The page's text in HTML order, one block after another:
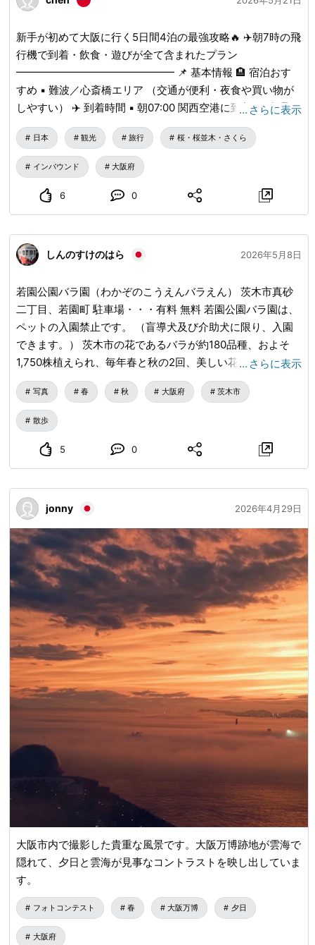
京都） ・高尾山スミカ（東京都）
新手が初めて大阪に行く5日間4泊の最強攻略🔥 ✈️朝7時の飛
行機で到着・飲食・遊びが全て含まれたプラン
━━━━━━━━━━━━━━━ 📌 基本情報 🏨 宿泊おす
すめ ▪️ 難波／心斎橋エリア （交通が便利・夜食や買い物が
しやすい） ✈️ 到着時間 ▪️ 朝07:00 関西空港に到着 🚃 交通お
すすめ ▪️ 大阪周遊パス ▪️ 地下鉄＋JRの併用
━━━━━━━━━━━━━━━ 🗓 Day 1｜大阪到着・心斎
橋・道頓堀 07:00 ✈️ 飛行機が関西国際空港に到着 入国手続
き、荷物を受け取る 08:30 🚆 南海電鉄に乗って難波へ
09:30 🏨 ホテルに到着、荷物を預ける 10:30 🛍 心斎橋商店
街でショッピング ▪️ 薬局 ▪️ ストリートブランドの服 ▪️ お土
産 12:30 🍱 ランチおすすめ ▪️ うな丼 ▪️ 和定食 14:00 📸 道頓
堀の川沿いを散策 ▪️ 定番の看板で写真撮影 ▪️ グリコの看板
を撮影 16:00 🚶 周辺を散歩 大阪の街の雰囲気を楽しむ
18:00 🍢 ディナーおすすめ ▪️ お好み焼き ▪️ たこ焼き ▪️ 串カ
ツ 20:00 🛒 ドン・キホーテの免税店を訪れる お菓子、薬
局、日用品を購入 21:30 🏨 ホテルに戻って休む 22:30 🌃 不
夜谷クラブを体験 ━━━━━━━━━━━━━━━ 🗓 Day
2｜USJ ユニバーサル・スタジオ・ジャパン日帰り 07:00 🌅
早起きしてUSJに向かう 07:30 🚉 パークの外で入園待ち
08:00 🎢 定刻に入園 優先的に行くべき場所： ▪️ ハリー・ポ
ッターエリア ▪️ 任天堂ワールド 12:00 🍔 園内でランチ ▪️ 三
本のほうきレストラン ▪️ パークの軽食 13:30 🎮 人気のアト
ラクションを楽しむ ▪️ ジュラシック・パーク ▪️ 任天堂ワー
ルド ▪️ ミニオン・パーク 16:00 🛍 パーク内のショップを訪
ドとライトショーを観賞 19:00 🚆 園を出て市内に戻る
20:00 🍢 ディナーおすすめ ▪️ 新世界の老舗串カツ 21:30 🌃
不夜谷クラブを体験 ━━━━━━━━━━━━━━━ 🗓
Day 3｜大阪城・黒門市場・梅田夜景 09:00 🏯 大阪城公園
に向かう ▪️ 天守閣を見学 ▪️ 和風庭園を散策 12:00 🍣 ランチ
おすすめ ▪️ 寿司 ▪️ 和牛定食 ▪️ 和風とんかつ 13:30 🐟 黒門市
場でグルメ巡り ▪️ 刺身 ▪️ 海鮮寿司 ▪️ 焼き海鮮 ▪️ 季節のフル
ーツ 15:30 🎡 新世界エリアに向かう ▪️ 通天閣 ▪️ レトロな街
並み 18:00 🌆 梅田スカイビルの展望台に向かう 19:30 🥩 デ
ィナーおすすめ ▪️ 和牛焼肉 ▪️ 青葱焼き 21:00 🌃 大阪の夜景
を楽しむ 22:30 🍸 不夜谷クラブを体験
━━━━━━━━━━━━━━━ 🗓 Day 4｜天王寺・海遊
館・大阪港 09:00 ⛩ 四天王寺を訪れる ▪️ 古寺を参拝 ▪️ 和風
庭園を散策 11:30 🍜 ランチおすすめ ▪️ そば ▪️ 和風定食
13:30 🌊 大阪港エリアに向かう 14:00 🐋 海遊館を見学
16:00 🎡 天保山大観覧車に乗る 大阪港の景色を楽しむ
おすすめ ▪️ 海鮮居酒屋 ▪️ 焼き魚料理 ▪️ 海鮮丼 21:00 🏨 ホテ
ルに戻って休む ━━━━━━━━━━━━━━━ 🗓 Day 5
｜梅田でショッピング・帰国 09:00 🧳 ホテルをチェックア
ウト 荷物を預ける 09:30 🛍 梅田百貨店街でショッピング ▪️
お土産 ▪️ お菓子 ▪️ デザート 12:00 🍜 ランチおすすめ ▪️ 大阪
名物ラーメン ▪️ 和風軽食 14:00 🏨 ホテルに戻って荷物を受
け取る 14:30 🚆 南海電鉄に乗って関西空港へ 16:00 ✈️ 税金
還付手続き＆免税店での最後の買い物 17:30 🛫 帰路へ出発
大阪の5日間4泊の旅が終了
… さらに表示
日本 観光 旅行 桜・桜並木・さくら
インバウンド 大阪府
6 0
しんのすけのはら 2026年5月8日
若園公園バラ園（わかぞのこうえんバラえん） 茨木市真砂
二丁目、若園町 駐車場・・・有料 無料 若園公園バラ園は、
ペットの入園禁止です。 （盲導犬及び介助犬に限り、入園
できます。） 茨木市の花であるバラが約180品種、およそ
1,750株植えられ、毎年春と秋の2回、美しい花を咲かせま
す。 5月初旬～6月初旬、10月下旬～11月中旬の年2回見頃
を迎える。 園内の展望台からはバラ一面の景色が楽しめ、
市民の憩いの場となっています。 ・休園日 毎週火曜日
（当該日が休日に当る場合は除く） 意外と広くバラの種
類が多めです。 無料なのでちょっとしたお出かけ、散歩に
良いと思います。
… さらに表示
写真 春 秋 大阪府 茨木市
散歩
5 0
jonny 2026年4月29日
大阪市内で撮影した貴重な風景です。大阪万博跡地が雲海で
隠れて、夕日と雲海が見事なコントラストを映し出していま
す。
フォトコンテスト 春 大阪万博 夕日
大阪府